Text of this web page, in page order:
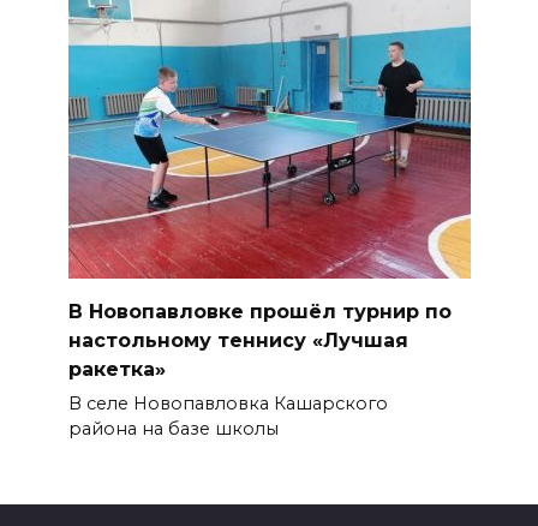
В Новопавловке прошёл турнир по
настольному теннису «Лучшая
ракетка»
В селе Новопавловка Кашарского
района на базе школы